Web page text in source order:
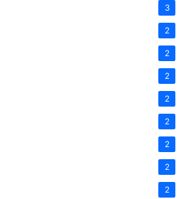
3
2
2
2
2
2
2
2
2